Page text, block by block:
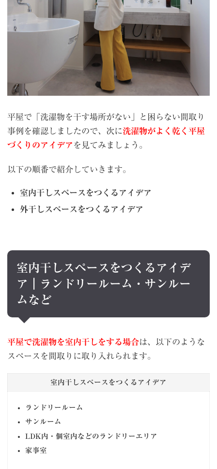
平屋で「洗濯物を干す場所がない」と困らない間取り
事例を確認しましたので、次に洗濯物がよく乾く平屋
づくりのアイデア を見てみましょう。
以下の順番で紹介していきます。
室内干しスペースをつくるアイデア
外干しスペースをつくるアイデア
室内干しスペースをつくるアイデ
ア｜ランドリールーム・サンルー
ムなど
平屋で洗濯物を室内干しをする場合は、以下のような
スペースを間取りに取り入れられます。
室内干しスペースをつくるアイデア
ランドリールーム
サンルーム
LDK内・個室内などのランドリーエリア
家事室